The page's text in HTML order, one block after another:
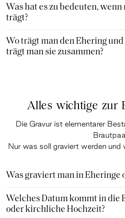
Was hat es zu bedeuten,
trägt?
Wo trägt man den Ehering
trägt man sie zusammen?
Alles wichtige zur
Die Gravur ist elementarer
Nur was soll graviert werden und
Was graviert man in Eheringe
Welches Datum kommt in die
oder kirchliche Hochzeit?